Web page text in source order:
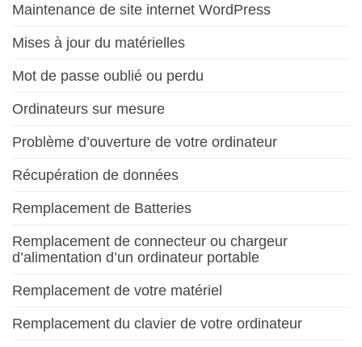
Maintenance de site internet WordPress
Mises à jour du matérielles
Mot de passe oublié ou perdu
Ordinateurs sur mesure
Problème d’ouverture de votre ordinateur
Récupération de données
Remplacement de Batteries
Remplacement de connecteur ou chargeur
d’alimentation d’un ordinateur portable
Remplacement de votre matériel
Remplacement du clavier de votre ordinateur